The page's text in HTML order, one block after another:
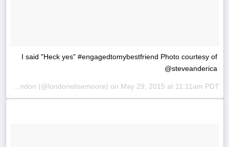
I said "Heck yes" #engagedtomybestfriend Photo courtesy of
@steveanderica
May 29, 2015 at 11:11am PDT